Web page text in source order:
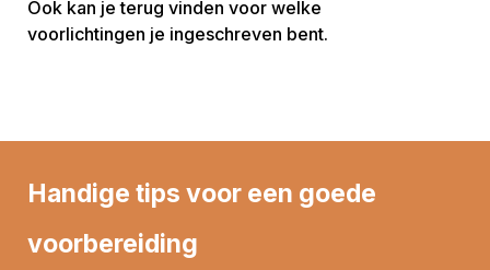
Ook kan je terug vinden voor welke
voorlichtingen je ingeschreven bent.
Handige tips voor een goede
voorbereiding